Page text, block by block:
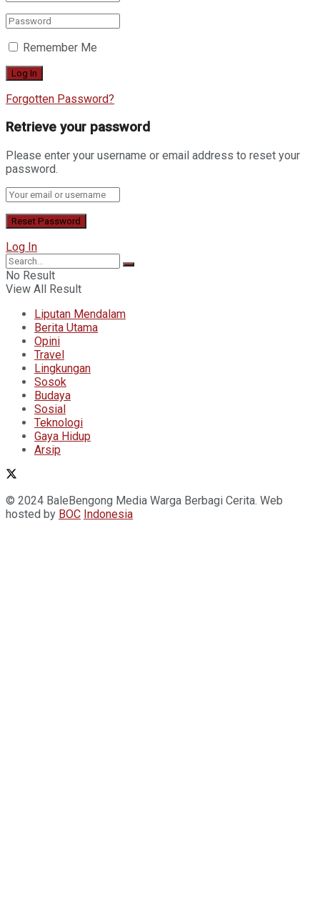
Remember Me
Forgotten Password?
Retrieve your password
Please enter your username or email address to reset your
password.
Log In
No Result
View All Result
Liputan Mendalam
Berita Utama
Opini
Travel
Lingkungan
Sosok
Budaya
Sosial
Teknologi
Gaya Hidup
Arsip
© 2024 BaleBengong Media Warga Berbagi Cerita. Web
hosted by BOC Indonesia